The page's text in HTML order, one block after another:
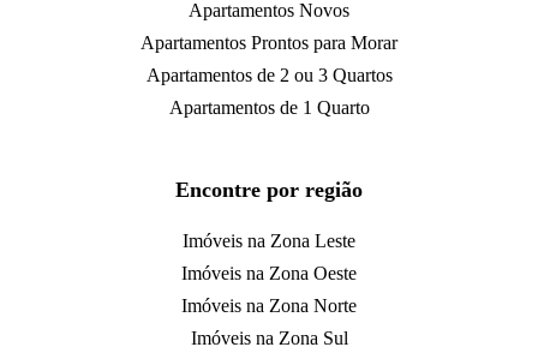
Apartamentos Novos
Apartamentos Prontos para Morar
Apartamentos de 2 ou 3 Quartos
Apartamentos de 1 Quarto
Encontre por região
Imóveis na Zona Leste
Imóveis na Zona Oeste
Imóveis na Zona Norte
Imóveis na Zona Sul